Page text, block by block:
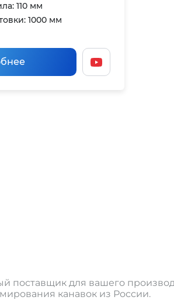
110 мм
1000 мм
поставщик для вашего
канавок из России.